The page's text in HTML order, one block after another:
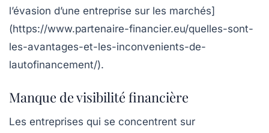
l’évasion d’une entreprise sur les marchés]
(https://www.partenaire-financier.eu/quelles-sont-
les-avantages-et-les-inconvenients-de-
lautofinancement/).
Manque de visibilité financière
Les entreprises qui se concentrent sur